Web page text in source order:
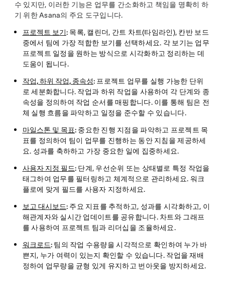
수 있지만, 이러한 기능은 업무를 간소화하고 책임을 명확히 하
기 위한 Asana의 주요 도구입니다.
프로젝트 보기: 목록, 캘린더, 간트 차트(타임라인), 칸반 보드
중에서 팀에 가장 적합한 보기를 선택하세요. 각 보기는 업무
프로젝트 일정을 원하는 방식으로 시각화하고 정리하는 데
도움이 됩니다.
작업, 하위 작업, 종속성: 프로젝트 업무를 실행 가능한 단위
로 세분화합니다. 작업과 하위 작업을 사용하여 각 단계와 종
속성을 정의하여 작업 순서를 매핑합니다. 이를 통해 팀은 전
체 실행 흐름을 파악하고 일정을 준수할 수 있습니다.
마일스톤 및 목표: 중요한 진행 지점을 파악하고 프로젝트 목
표를 정의하여 팀이 업무를 진행하는 동안 지침을 제공하세
요. 성과를 축하하고 가장 중요한 일에 집중하세요.
사용자 지정 필드: 단계, 우선순위 또는 상태별로 특정 작업을
태그하여 업무를 필터링하고 체계적으로 관리하세요. 워크
플로에 맞게 필드를 사용자 지정하세요.
보고 대시보드: 주요 지표를 추적하고, 성과를 시각화하고, 이
해관계자와 실시간 업데이트를 공유합니다. 차트와 그래프
를 사용하여 프로젝트 팀과 리더십을 조율하세요.
워크로드: 팀의 작업 수용량을 시각적으로 확인하여 누가 바
쁜지, 누가 여력이 있는지 확인할 수 있습니다. 작업을 재배
정하여 업무량을 균형 있게 유지하고 번아웃을 방지하세요.